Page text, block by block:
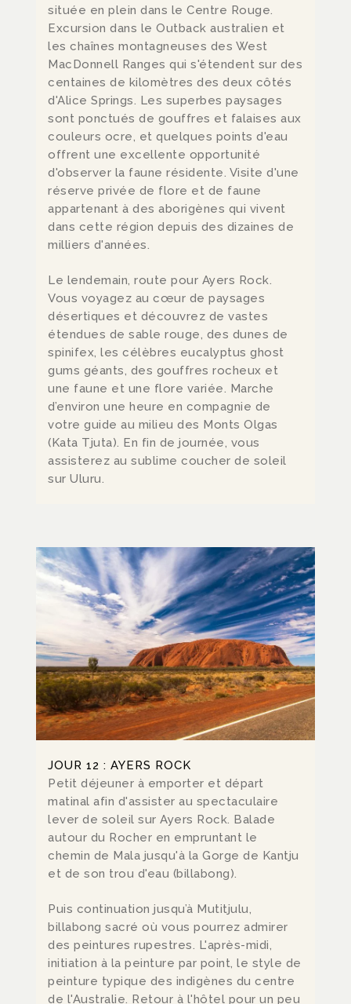
située en plein dans le Centre Rouge.
Excursion dans le Outback australien et
les chaînes montagneuses des West
MacDonnell Ranges qui s'étendent sur des
centaines de kilomètres des deux côtés
d'Alice Springs. Les superbes paysages
sont ponctués de gouffres et falaises aux
couleurs ocre, et quelques points d'eau
offrent une excellente opportunité
d'observer la faune résidente. Visite d'une
réserve privée de flore et de faune
appartenant à des aborigènes qui vivent
dans cette région depuis des dizaines de
milliers d'années.
Le lendemain, route pour Ayers Rock.
Vous voyagez au cœur de paysages
désertiques et découvrez de vastes
étendues de sable rouge, des dunes de
spinifex, les célèbres eucalyptus ghost
gums géants, des gouffres rocheux et
une faune et une flore variée. Marche
d’environ une heure en compagnie de
votre guide au milieu des Monts Olgas
(Kata Tjuta). En fin de journée, vous
assisterez au sublime coucher de soleil
sur Uluru.
JOUR 12 : AYERS ROCK
Petit déjeuner à emporter et départ
matinal afin d'assister au spectaculaire
lever de soleil sur Ayers Rock. Balade
autour du Rocher en empruntant le
chemin de Mala jusqu'à la Gorge de Kantju
et de son trou d'eau (billabong).
Puis continuation jusqu’à Mutitjulu,
billabong sacré où vous pourrez admirer
des peintures rupestres. L'après-midi,
initiation à la peinture par point, le style de
peinture typique des indigènes du centre
de l'Australie. Retour à l'hôtel pour un peu